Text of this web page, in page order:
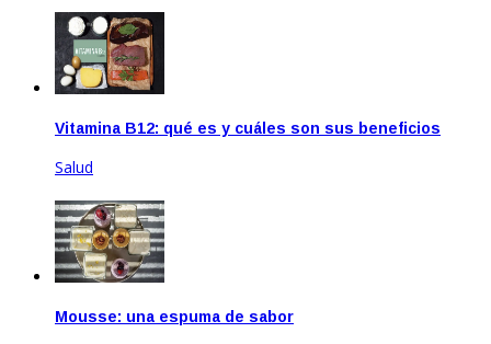
Vitamina B12: qué es y cuáles son sus beneficios
Salud
Mousse: una espuma de sabor